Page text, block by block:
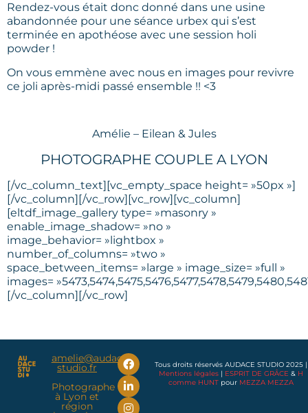
Rendez-vous était donc donné dans une usine
abandonnée pour une séance urbex qui s’est
terminée en apothéose avec une session holi
powder !
On vous emmène avec nous en images pour revivre
ce joli après-midi passé ensemble !! <3
Amélie – Eilean & Jules
PHOTOGRAPHE COUPLE A LYON
[/vc_column_text][vc_empty_space height= »50px »]
[/vc_column][/vc_row][vc_row][vc_column]
[eltdf_image_gallery type= »masonry »
enable_image_shadow= »no »
image_behavior= »lightbox »
number_of_columns= »two »
space_between_items= »large » image_size= »full »
images=
[/vc_column][/vc_row]
amelie@audace-
studio.fr
Photographe
à Lyon et
région
Tous droits réservés AUDACE STUDIO 2025 |
Mentions légales | ESPRIT DE GRÂCE & H
comme HUNT pour MEZZA MEZZA